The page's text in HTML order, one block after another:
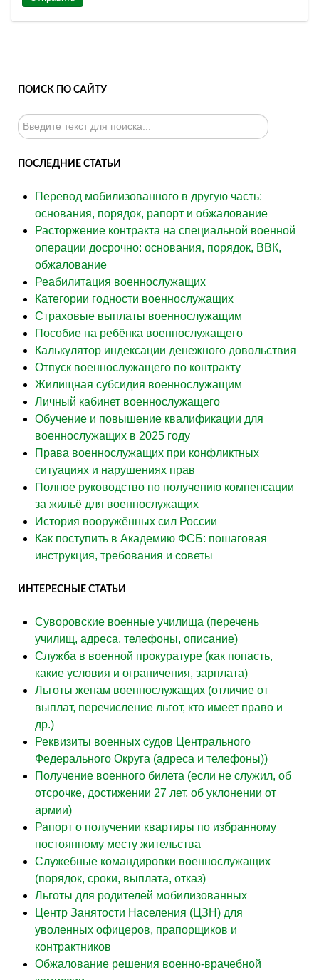
ПОИСК ПО САЙТУ
Искать...
ПОСЛЕДНИЕ СТАТЬИ
Перевод мобилизованного в другую часть:
основания, порядок, рапорт и обжалование
Расторжение контракта на специальной военной
операции досрочно: основания, порядок, ВВК,
обжалование
Реабилитация военнослужащих
Категории годности военнослужащих
Страховые выплаты военнослужащим
Пособие на ребёнка военнослужащего
Калькулятор индексации денежного довольствия
Отпуск военнослужащего по контракту
Жилищная субсидия военнослужащим
Личный кабинет военнослужащего
Обучение и повышение квалификации для
военнослужащих в 2025 году
Права военнослужащих при конфликтных
ситуациях и нарушениях прав
Полное руководство по получению компенсации
за жильё для военнослужащих
История вооружённых сил России
Как поступить в Академию ФСБ: пошаговая
инструкция, требования и советы
ИНТЕРЕСНЫЕ СТАТЬИ
Суворовские военные училища (перечень
училищ, адреса, телефоны, описание)
Служба в военной прокуратуре (как попасть,
какие условия и ограничения, зарплата)
Льготы женам военнослужащих (отличие от
выплат, перечисление льгот, кто имеет право и
др.)
Реквизиты военных судов Центрального
Федерального Округа (адреса и телефоны))
Получение военного билета (если не служил, об
отсрочке, достижении 27 лет, об уклонении от
армии)
Рапорт о получении квартиры по избранному
постоянному месту жительства
Служебные командировки военнослужащих
(порядок, сроки, выплата, отказ)
Льготы для родителей мобилизованных
Центр Занятости Населения (ЦЗН) для
уволенных офицеров, прапорщиков и
контрактников
Обжалование решения военно-врачебной